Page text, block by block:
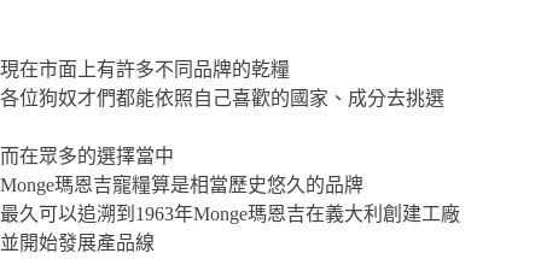
現在市面上有許多不同品牌的乾糧
各位狗奴才們都能依照自己喜歡的國家、成分去挑選
而在眾多的選擇當中
Monge瑪恩吉寵糧算是相當歷史悠久的品牌
最久可以追溯到1963年Monge瑪恩吉在義大利創建工廠
並開始發展產品線